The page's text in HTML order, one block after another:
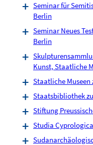
Seminar für
Berlin
Seminar Neues
Berlin
Kunst, Staatliche
Staatliche Museen
Staatsbibliothek
Stiftung
Studia